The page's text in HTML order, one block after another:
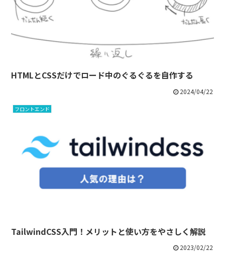
HTMLとCSSだけでロード中のぐるぐるを自作する
2024/04/22
フロントエンド
TailwindCSS入門！メリットと使い方をやさしく解説
2023/02/22